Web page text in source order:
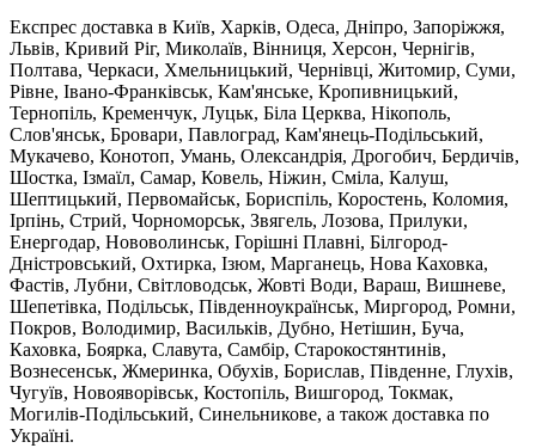
Експрес доставка в Київ, Харків, Одеса, Дніпро, Запоріжжя,
Львів, Кривий Ріг, Миколаїв, Вінниця, Херсон, Чернігів,
Полтава, Черкаси, Хмельницький, Чернівці, Житомир, Суми,
Рівне, Івано-Франківськ, Кам'янське, Кропивницький,
Тернопіль, Кременчук, Луцьк, Біла Церква, Нікополь,
Слов'янськ, Бровари, Павлоград, Кам'янець-Подільський,
Мукачево, Конотоп, Умань, Олександрія, Дрогобич, Бердичів,
Шостка, Ізмаїл, Самар, Ковель, Ніжин, Сміла, Калуш,
Шептицький, Первомайськ, Бориспіль, Коростень, Коломия,
Ірпінь, Стрий, Чорноморськ, Звягель, Лозова, Прилуки,
Енергодар, Нововолинськ, Горішні Плавні, Білгород-
Дністровський, Охтирка, Ізюм, Марганець, Нова Каховка,
Фастів, Лубни, Світловодськ, Жовті Води, Вараш, Вишневе,
Шепетівка, Подільськ, Південноукраїнськ, Миргород, Ромни,
Покров, Володимир, Васильків, Дубно, Нетішин, Буча,
Каховка, Боярка, Славута, Самбір, Старокостянтинів,
Вознесенськ, Жмеринка, Обухів, Борислав, Південне, Глухів,
Чугуїв, Новояворівськ, Костопіль, Вишгород, Токмак,
Могилів-Подільський, Синельникове, а також доставка по
Україні.